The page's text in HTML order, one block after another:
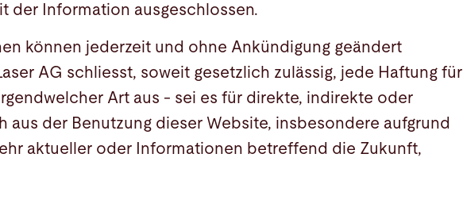
der Information ausgeschlossen.
können jederzeit und ohne Ankündigung geändert
AG schliesst, soweit gesetzlich zulässig, jede Haftung für
Art aus - sei es für direkte, indirekte oder
aus der Benutzung dieser Website, insbesondere aufgrund
aktueller oder Informationen betreffend die Zukunft,